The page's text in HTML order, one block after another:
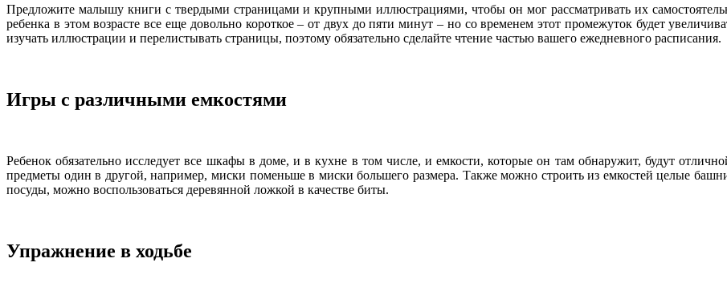
Предложите малышу книги с твердыми страницами и крупными иллюстрациями, чтобы он мог рассматривать их
ребенка в этом возрасте все еще довольно короткое – от двух до пяти минут – но со временем этот промежуток будет
изучать иллюстрации и перелистывать страницы, поэтому обязательно сделайте чтение частью вашего ежедневного расписания.
Игры с различными емкостями
Ребенок обязательно исследует все шкафы в доме, и в кухне в том числе, и емкости, которые он там обнаружит, будут
предметы один в другой, например, миски поменьше в миски большего размера. Также можно строить из емкостей целые
посуды, можно воспользоваться деревянной ложкой в качестве биты.
Упражнение в ходьбе